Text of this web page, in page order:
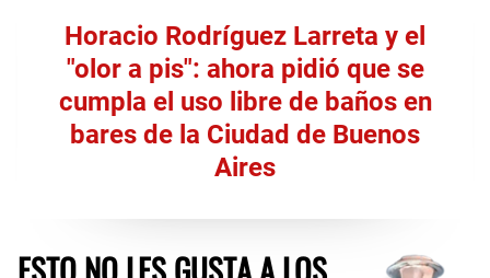
Horacio Rodríguez Larreta y el
"olor a pis": ahora pidió que se
cumpla el uso libre de baños en
bares de la Ciudad de Buenos
Aires